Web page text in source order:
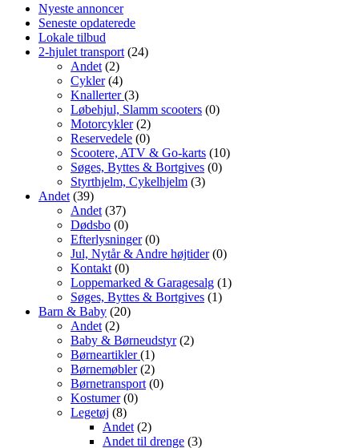
Nyeste annoncer
Seneste opdaterede
Lokale tilbud
2-hjulet transport (24)
Andet (2)
Cykler(4)
Knallerter(3)
Løbehjul, Slamm scooters (0)
Motorcykler(2)
Reservedele (0)
Scootere, ATV & Go-karts (10)
Søges, Byttes & Bortgives (0)
Styrthjelm, Cykelhjelm (3)
Andet (39)
Andet (37)
Dødsbo (0)
Efterlysninger(0)
Jul, Nytår & Andre højtider(0)
Kontakt (0)
Loppemarked & Garagesalg (1)
Søges, Byttes & Bortgives (1)
Barn & Baby (20)
Andet (2)
Baby & Børneudstyr(2)
Børneartikler(1)
Børnemøbler(2)
Børnetransport (0)
Kostumer(0)
Legetøj (8)
Andet (2)
Andet til drenge (3)